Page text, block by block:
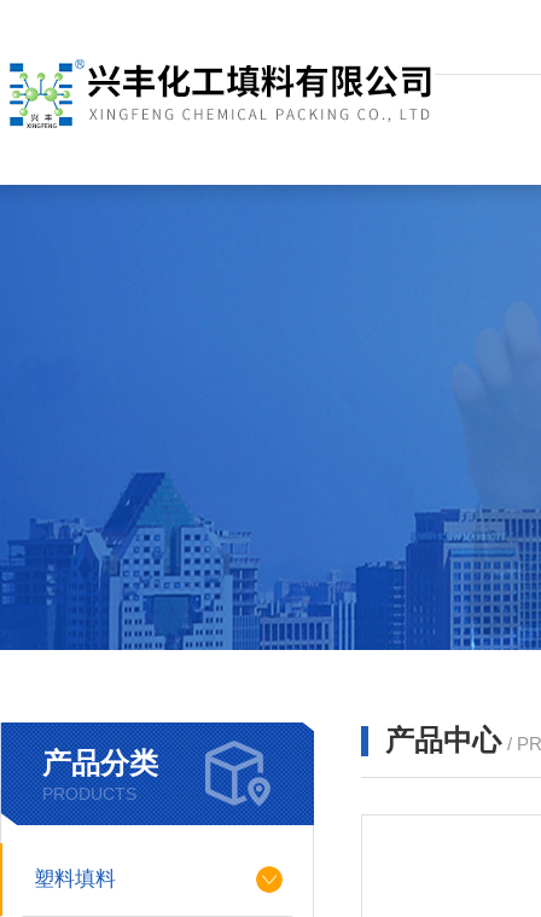
产品分类
PRODUCTS
塑料填料
产品中心 /